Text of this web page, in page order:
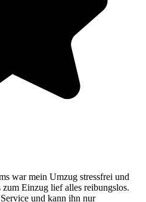
war mein Umzug stressfrei und
Einzug lief alles reibungslos.
und kann ihn nur